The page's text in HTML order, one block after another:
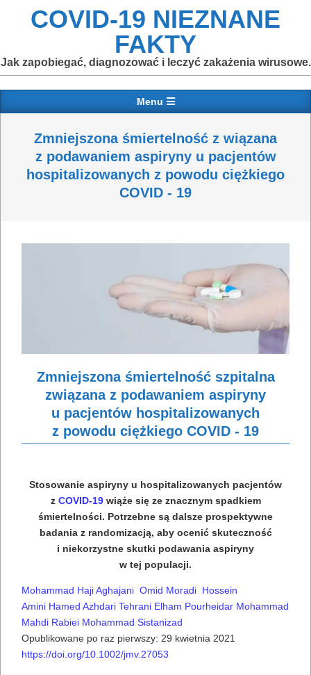
COVID-19 NIEZNANE
FAKTY
Jak zapobiegać, diagnozować i leczyć zakażenia wirusowe.
Navigation
Menu
Zmniejszona śmiertelność z wiązana
z podawaniem aspiryny u pacjentów
hospitalizowanych z powodu ciężkiego
COVID ‐ 19
Zmniejszona śmiertelność szpitalna
związana z podawaniem aspiryny
u pacjentów hospitalizowanych
z powodu ciężkiego COVID ‐ 19
Stosowanie aspiryny u hospitalizowanych pacjentów
z COVID-19wiąże się ze znacznym spadkiem
śmiertelności. Potrzebne są dalsze prospektywne
badania z randomizacją, aby ocenić skuteczność
i niekorzystne skutki podawania aspiryny
w tej populacji.
Mohammad Haji Aghajani Omid Moradi Hossein
Amini Hamed Azhdari Tehrani Elham Pourheidar Mohammad
Mahdi Rabiei Mohammad Sistanizad
Opublikowane po raz pierwszy: 29 kwietnia 2021
https://doi.org/10.1002/jmv.27053